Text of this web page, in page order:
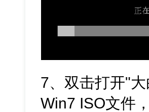
7、双击打开"
Win7 ISO文件